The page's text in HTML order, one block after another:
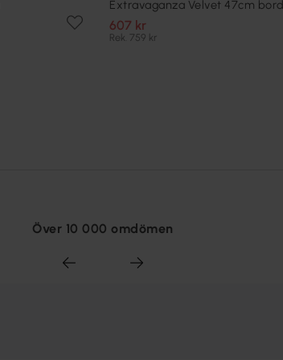
Extravaganza Velvet 47cm
607 kr
Rek. 759 kr
Över 10 000 omdömen